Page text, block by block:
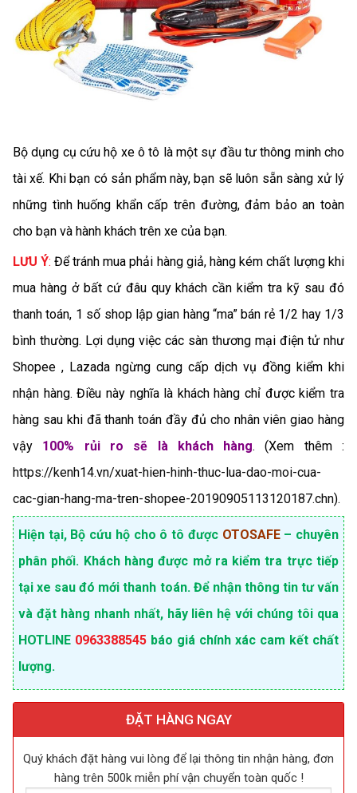
Bộ dụng cụ cứu hộ xe ô tô là một sự đầu tư thông minh cho
tài xế. Khi bạn có sản phẩm này, bạn sẽ luôn sẵn sàng xử lý
những tình huống khẩn cấp trên đường, đảm bảo an toàn
cho bạn và hành khách trên xe của bạn.
LƯU Ý: Để tránh mua phải hàng giả, hàng kém chất lượng khi
mua hàng ở bất cứ đâu quy khách cần kiểm tra kỹ sau đó
thanh toán, 1 số shop lập gian hàng “ma” bán rẻ 1/2 hay 1/3
bình thường. Lợi dụng việc các sàn thương mại điện tử như
Shopee , Lazada ngừng cung cấp dịch vụ đồng kiểm khi
nhận hàng. Điều này nghĩa là khách hàng chỉ được kiểm tra
hàng sau khi đã thanh toán đầy đủ cho nhân viên giao hàng
vậy 100% rủi ro sẽ là khách hàng. (Xem thêm :
https://kenh14.vn/xuat-hien-hinh-thuc-lua-dao-moi-cua-
cac-gian-hang-ma-tren-shopee-20190905113120187.chn).
Hiện tại, Bộ cứu hộ cho ô tô được OTOSAFE– chuyên
phân phối. Khách hàng được mở ra kiểm tra trực tiếp
tại xe sau đó mới thanh toán. Để nhận thông tin tư vấn
và đặt hàng nhanh nhất, hãy liên hệ với chúng tôi qua
HOTLINE 0963388545 báo giá chính xác cam kết chất
lượng.
ĐẶT HÀNG NGAY
Quý khách đặt hàng vui lòng để lại thông tin nhận hàng, đơn
hàng trên 500k miễn phí vận chuyển toàn quốc !